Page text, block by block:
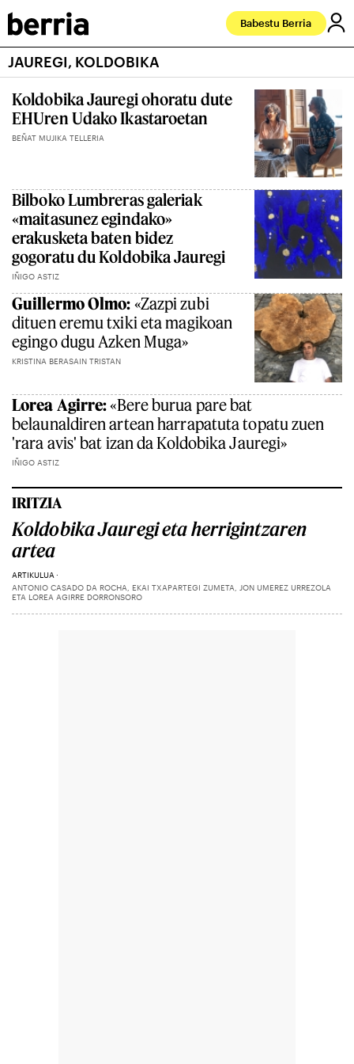
Babestu Berria
JAUREGI, KOLDOBIKA
Koldobika Jauregi ohoratu dute
EHUren Udako Ikastaroetan
BEÑAT MUJIKA TELLERIA
Bilboko Lumbreras galeriak
«maitasunez egindako»
erakusketa baten bidez
gogoratu du Koldobika Jauregi
IÑIGO ASTIZ
Guillermo Olmo: «Zazpi zubi
dituen eremu txiki eta magikoan
egingo dugu Azken Muga»
KRISTINA BERASAIN TRISTAN
Lorea Agirre:«Bere burua pare bat
belaunaldiren artean harrapatuta topatu zuen
'rara avis' bat izan da Koldobika Jauregi»
IÑIGO ASTIZ
IRITZIA
Koldobika Jauregi eta herrigintzaren
artea
ARTIKULUA
ANTONIO CASADO DA ROCHA, EKAI TXAPARTEGI ZUMETA, JON UMEREZ URREZOLA
ETA LOREA AGIRRE DORRONSORO